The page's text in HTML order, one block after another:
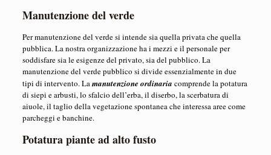
Manutenzione del verde
Per manutenzione del verde si intende sia quella privata che quella
pubblica. La nostra organizzazione ha i mezzi e il personale per
soddisfare sia le esigenze del privato, sia del pubblico. La
manutenzione del verde pubblico si divide essenzialmente in due
tipi di intervento. Lamanutenzione ordinaria comprende la potatura
di siepi e arbusti, lo sfalcio dell’erba, il diserbo, la scerbatura di
aiuole, il taglio della vegetazione spontanea che interessa aree come
parcheggi e banchine.
Potatura piante ad alto fusto